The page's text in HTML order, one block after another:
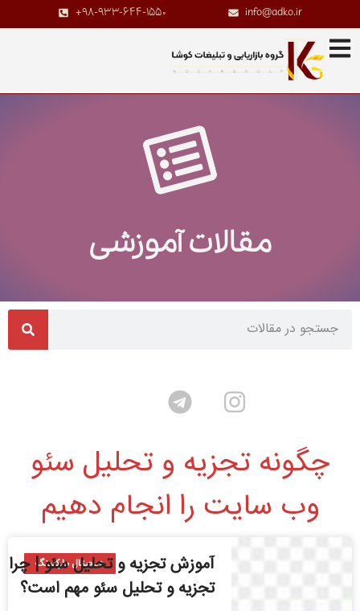
info@adko.ir
+98-933-644-1550
مقالات آموزشی
چگونه تجزیه و تحلیل سئو
وب سایت را انجام دهیم
دیجیتال مارکتینگ
آموزش تجزیه و تحلیل سئو | چرا
تجزیه و تحلیل سئو مهم است؟